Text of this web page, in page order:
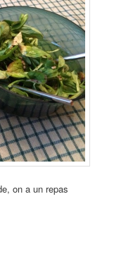
on a un repas